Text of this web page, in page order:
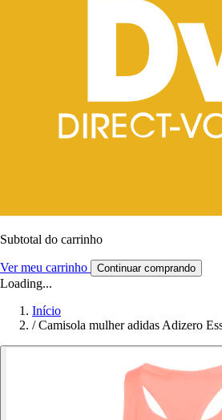
Subtotal do carrinho
Ver meu carrinho Continuar comprando
Loading...
Início
/ Camisola mulher adidas Adizero